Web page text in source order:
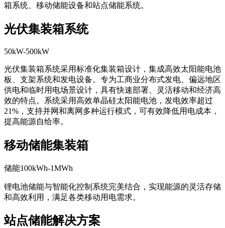
箱系统、移动储能设备和站点储能系统。
光伏集装箱系统
50kW-500kW
光伏集装箱系统采用标准化集装箱设计，集成高效太阳能电池
板、支架系统和发电设备。专为工商业分布式发电、偏远地区
供电和临时用电场景设计，具有快速部署、灵活移动和经济高
效的特点。系统采用高效单晶硅太阳能电池，发电效率超过
21%，支持并网和离网多种运行模式，可有效降低用电成本，
提高能源自给率。
移动储能集装箱
储能100kWh-1MWh
锂电池储能与智能化控制系统完美结合，实现能源的灵活存储
和高效利用，满足各类移动用电需求。
站点储能解决方案